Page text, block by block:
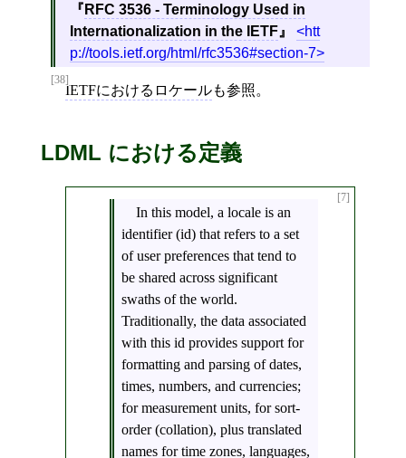
RFC 3536 - Terminology Used in
Internationalization in the IETF
htt
p://tools.ietf.org/html/rfc3536#section-7
[38]
IETFにおけるロケールも参照。
LDML における定義
[7]
In this model, a locale is an
identifier (id) that refers to a set
of user preferences that tend to
be shared across significant
swaths of the world.
Traditionally, the data associated
with this id provides support for
formatting and parsing of dates,
times, numbers, and currencies;
for measurement units, for sort-
order (collation), plus translated
names for time zones, languages,